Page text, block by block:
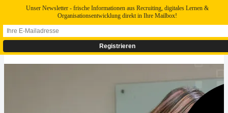
Unser Newsletter - frische Informationen aus Recruiting, digitales Lernen &
Organisationsentwicklung direkt in Ihre Mailbox!